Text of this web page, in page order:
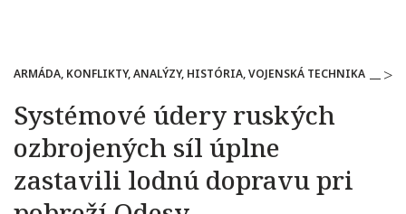
ARMÁDA, KONFLIKTY, ANALÝZY, HISTÓRIA, VOJENSKÁ TECHNIKA